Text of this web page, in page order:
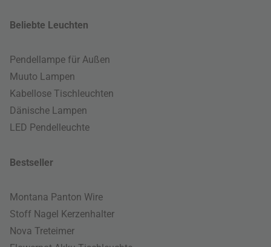
Beliebte Leuchten
Pendellampe für Außen
Muuto Lampen
Kabellose Tischleuchten
Dänische Lampen
LED Pendelleuchte
Bestseller
Montana Panton Wire
Stoff Nagel Kerzenhalter
Nova Treteimer